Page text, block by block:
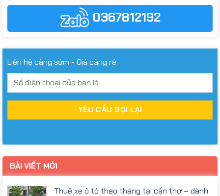
0367812192
Liên hệ càng sớm - Giá càng rẻ
BÀI VIẾT MỚI
Thuê xe ô tô theo tháng tại cần thơ – dành